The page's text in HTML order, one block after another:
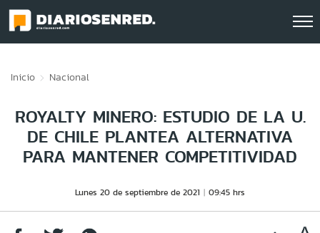
Inicio Nacional
ROYALTY MINERO: ESTUDIO DE LA U.
DE CHILE PLANTEA ALTERNATIVA
PARA MANTENER COMPETITIVIDAD
Lunes 20 de septiembre de 2021 09:45 hrs